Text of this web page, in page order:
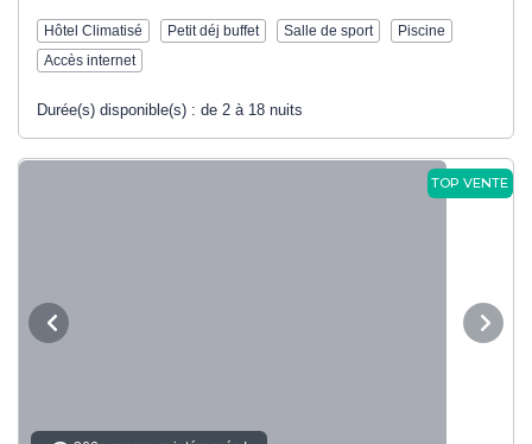
Hôtel Climatisé Petit déj buffet Salle de sport
Piscine
Accès internet
Durée(s) disponible(s) : de 2 à 18 nuits
TOP VENTE